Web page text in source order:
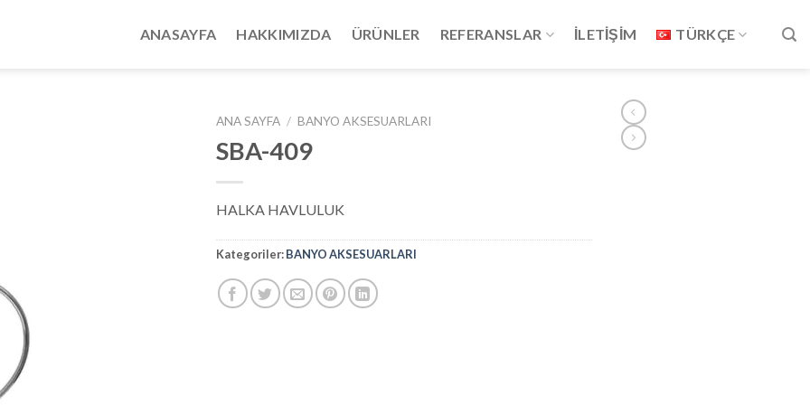
ANASAYFA HAKKIMIZDA ÜRÜNLER REFERANSLAR İLETİŞİM TÜRKÇE
ANA SAYFA / BANYO AKSESUARLARI
SBA-409
HALKA HAVLULUK
Kategoriler:BANYO AKSESUARLARI